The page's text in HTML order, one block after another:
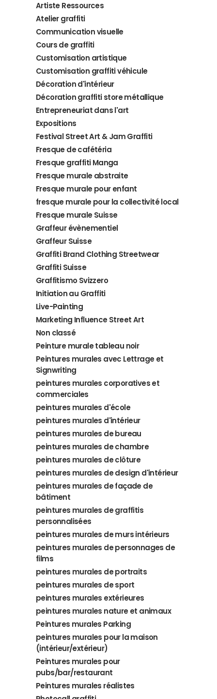
Artiste Ressources
Atelier graffiti
Communication visuelle
Cours de graffiti
Customisation artistique
Customisation graffiti véhicule
Décoration d'intérieur
Décoration graffiti store métallique
Entrepreneuriat dans l'art
Expositions
Festival Street Art & Jam Graffiti
Fresque de cafétéria
Fresque graffiti Manga
Fresque murale abstraite
Fresque murale pour enfant
fresque murale pour la collectivité local
Fresque murale Suisse
Graffeur évènementiel
Graffeur Suisse
Graffiti Brand Clothing Streetwear
Graffiti Suisse
Graffitismo Svizzero
Initiation au Graffiti
Live-Painting
Marketing Influence Street Art
Non classé
Peinture murale tableau noir
Peintures murales avec Lettrage et
Signwriting
peintures murales corporatives et
commerciales
peintures murales d'école
peintures murales d'intérieur
peintures murales de bureau
peintures murales de chambre
peintures murales de clôture
peintures murales de design d'intérieur
peintures murales de façade de
bâtiment
peintures murales de graffitis
personnalisées
peintures murales de murs intérieurs
peintures murales de personnages de
films
peintures murales de portraits
peintures murales de sport
peintures murales extérieures
peintures murales nature et animaux
Peintures murales Parking
peintures murales pour la maison
(intérieur/extérieur)
Peintures murales pour
pubs/bar/restaurant
Peintures murales réalistes